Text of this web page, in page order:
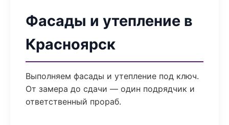
Фасады и утепление в
Красноярск
Выполняем фасады и утепление под ключ.
От замера до сдачи — один подрядчик и
ответственный прораб.